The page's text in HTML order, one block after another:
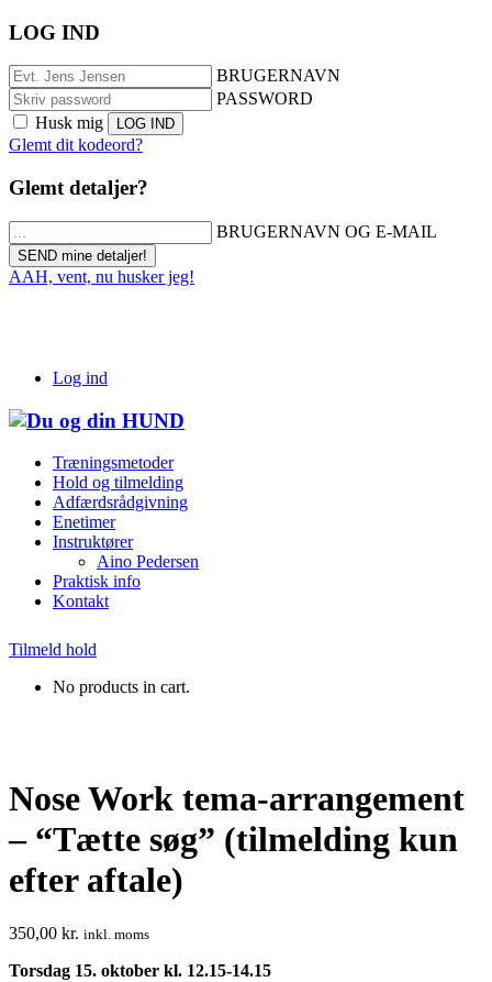
LOG IND
BRUGERNAVN
PASSWORD
Husk mig
Glemt dit kodeord?
Glemt detaljer?
BRUGERNAVN OG E-MAIL
AAH, vent, nu husker jeg!
Log ind
Træningsmetoder
Hold og tilmelding
Adfærdsrådgivning
Enetimer
Instruktører
Aino Pedersen
Praktisk info
Kontakt
Tilmeld hold
No products in cart.
Nose Work tema-arrangement
– “Tætte søg” (tilmelding kun
efter aftale)
350,00 kr. inkl. moms
Torsdag 15. oktober kl. 12.15-14.15